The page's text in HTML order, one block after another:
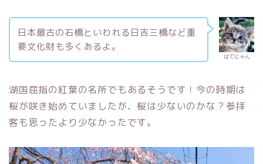
はてにゃん
日本最古の石橋といわれる日吉三橋など重
要文化財も多くあるよ。
湖国屈指の紅葉の名所でもあるそうです！今の時期は
桜が咲き始めていましたが、桜は少ないのかな？参拝
客も思ったより少なかったです。